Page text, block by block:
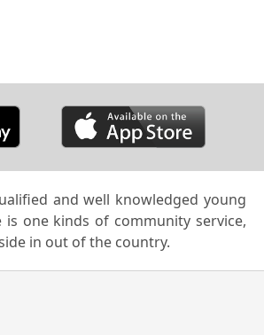
and well knowledged young
one kinds of community service,
in out of the country.